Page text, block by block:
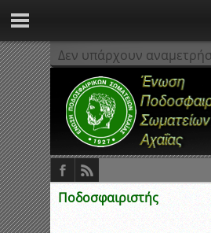
Δεν υπάρχουν
Ποδοσφαιριστής